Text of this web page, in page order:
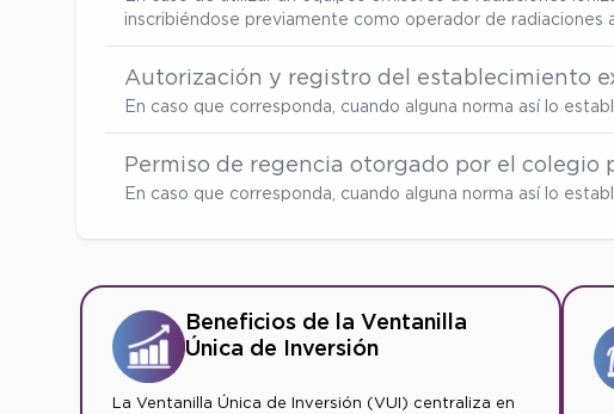
inscribiéndose previamente como operador de radiaciones
Autorización y registro del establecimiento
En caso que corresponda, cuando alguna norma así lo
Permiso de regencia otorgado por el colegio
En caso que corresponda, cuando alguna norma así lo
Beneficios de la Ventanilla
Única de Inversión
La Ventanilla Única de Inversión (VUI) centraliza en